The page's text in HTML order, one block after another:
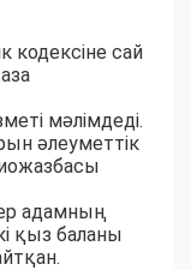
кодексіне сай
мәлімдеді.
әлеуметтік
ер адамның
қыз баланы